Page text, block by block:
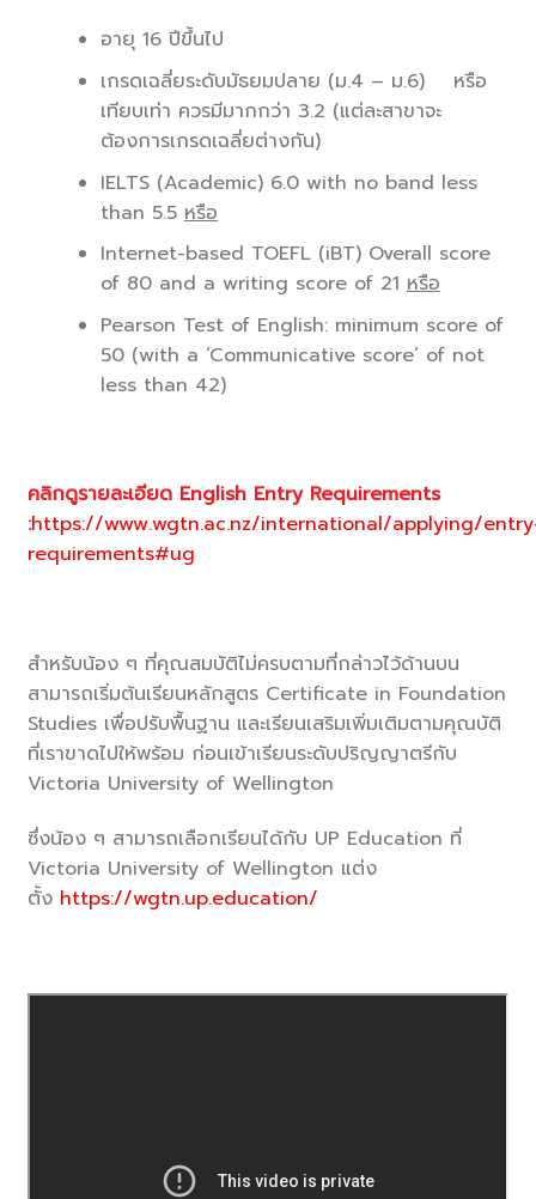
อายุ 16 ปีขึ้นไป
เกรดเฉลี่ยระดับมัธยมปลาย (ม.4 – ม.6) หรือ
เทียบเท่า ควรมีมากกว่า 3.2 (แต่ละสาขาจะ
ต้องการเกรดเฉลี่ยต่างกัน)
IELTS (Academic) 6.0 with no band less
than 5.5 หรือ
Internet-based TOEFL (iBT) Overall score
of 80 and a writing score of 21หรือ
Pearson Test of English: minimum score of
50 (with a ‘Communicative score’ of not
less than 42)
คลิกดูรายละเอียด English Entry Requirements
:https://www.wgtn.ac.nz/international/applying/
requirements#ug
สำหรับน้อง ๆ ที่คุณสมบัติไม่ครบตามที่กล่าวไว้ด้านบน
สามารถเริ่มต้นเรียนหลักสูตร Certificate in Foundation
Studies เพื่อปรับพื้นฐาน และเรียนเสริมเพิ่มเติมตามคุณบัติ
ที่เราขาดไปให้พร้อม ก่อนเข้าเรียนระดับปริญญาตรีกับ
Victoria University of Wellington
ซึ่งน้อง ๆ สามารถเลือกเรียนได้กับ UP Education ที่
Victoria University of Wellington แต่ง
ตั้ง https://wgtn.up.education/